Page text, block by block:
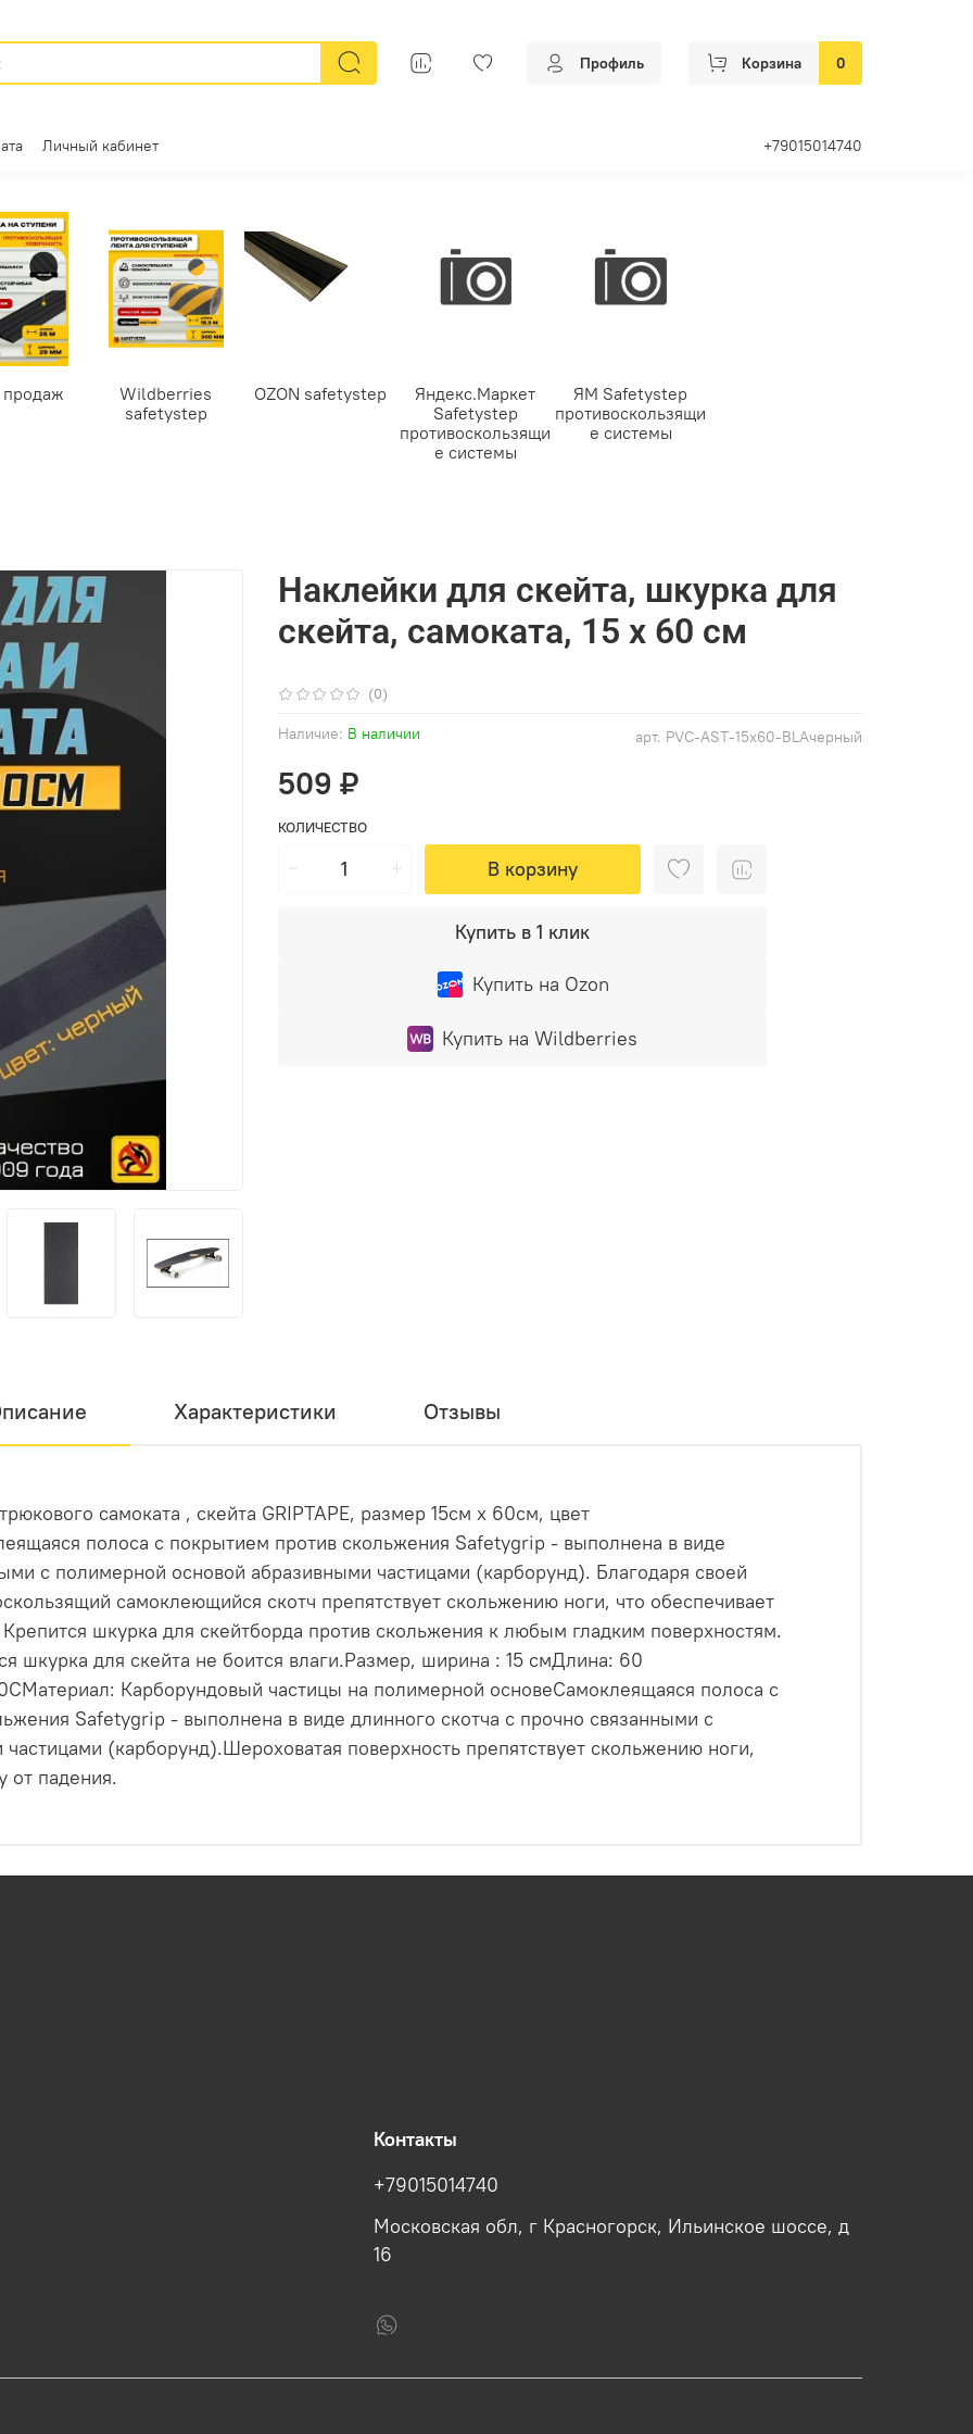
Профиль Корзина 0
Личный кабинет +79015014740
Wildberries
safetystep
OZON safetystep
Яндекс.Маркет
Safetystep
противоскользящи
е системы
ЯМ Safetystep
противоскользящи
е системы
(0)
арт. PVC-AST-15x60-BLAчерный
Наличие: В наличии
Наклейки для скейта, шкурка для
скейта, самоката, 15 х 60 см
509 ₽
КОЛИЧЕСТВО
В корзину
Купить в 1 клик
Купить на Ozon
Купить на Wildberries
Характеристики Отзывы
самоката , скейта GRIPTAPE, размер 15см х 60см, цвет
полоса с покрытием против скольжения Safetygrip - выполнена в виде
с полимерной основой абразивными частицами (карборунд). Благодаря своей
самоклеющийся скотч препятствует скольжению ноги, что обеспечивает
шкурка для скейтборда против скольжения к любым гладким поверхностям.
шкурка для скейта не боится влаги.Размер, ширина : 15 смДлина: 60
Карборундовый частицы на полимерной основеСамоклеящаяся полоса с
Safetygrip - выполнена в виде длинного скотча с прочно связанными с
(карборунд).Шероховатая поверхность препятствует скольжению ноги,
от падения.
Контакты
+79015014740
Московская обл, г Красногорск, Ильинское шоссе, д
16